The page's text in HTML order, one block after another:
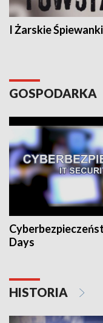
I Żarskie
GOSPODARKA
Days
HISTORIA